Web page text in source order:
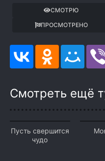
СМОТРЮ
ПРОСМОТРЕНО
Смотреть ещё
Пусть свершится
чудо